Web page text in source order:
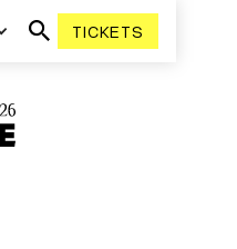
TICKETS